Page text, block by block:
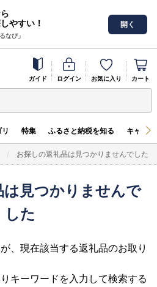
やすい！
なび」
開く
ガイド ログイン お気に入り カート
特集 ふるさと納税を知る キャン
お探しの返礼品は見つかりませんでした
は見つかりませんで
した
、現在該当する返礼品のお取り
キーワードを入力して検索する